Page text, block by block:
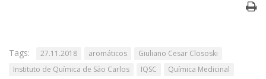
Tags: 27.11.2018 aromáticos
Giuliano Cesar Clososki
Instituto de Química de São Carlos
IQSC
Química Medicinal